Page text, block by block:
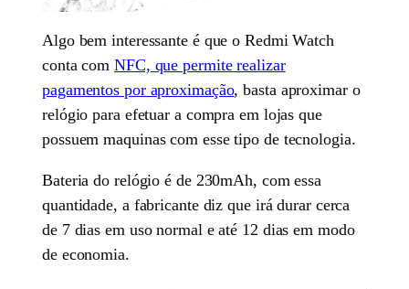
Algo bem interessante é que o Redmi Watch
conta comNFC, que permite realizar
pagamentos por aproximação, basta aproximar o
relógio para efetuar a compra em lojas que
possuem maquinas com esse tipo de tecnologia.
Bateria do relógio é de 230mAh, com essa
quantidade, a fabricante diz que irá durar cerca
de 7 dias em uso normal e até 12 dias em modo
de economia.